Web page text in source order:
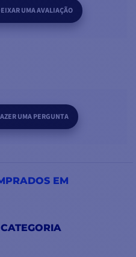
UMA AVALIAÇÃO
UMA PERGUNTA
EM